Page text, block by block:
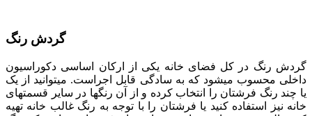
گردش رنگ
گردش رنگ در کل فضای خانه یکی از ارکان اساسی دکوراسیون
داخلی محسوب می­شود که به سادگی قابل اجراست. می­توانید از یک
یا چند رنگ فرش­تان را انتخاب کرده و از آن رنگ­ها در سایر قسمت­های
خانه نیز استفاده کنید یا فرشتان را با توجه به رنگ غالب خانه تهیه